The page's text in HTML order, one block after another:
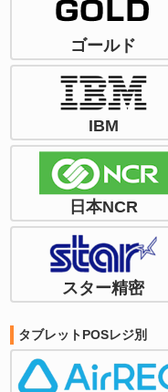
ゴールド
IBM
日本NCR
スター精密
タブレットPOSレジ別